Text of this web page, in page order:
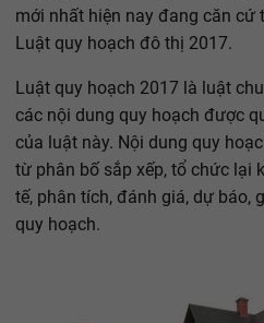
mới nhất hiện nay đang căn cứ
Luật quy hoạch đô thị 2017.
Luật quy hoạch 2017 là luật
các nội dung quy hoạch được
của luật này. Nội dung quy
từ phân bố sắp xếp, tổ chức lại
tế, phân tích, đánh giá, dự báo,
quy hoạch.